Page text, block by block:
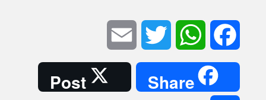
Facebook
WhatsApp
Twitter
Share
Post